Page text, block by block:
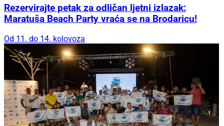
Rezervirajte petak za odličan ljetni izlazak:
Maratuša Beach Party vraća se na Brodaricu!
Od 11. do 14. kolovoza